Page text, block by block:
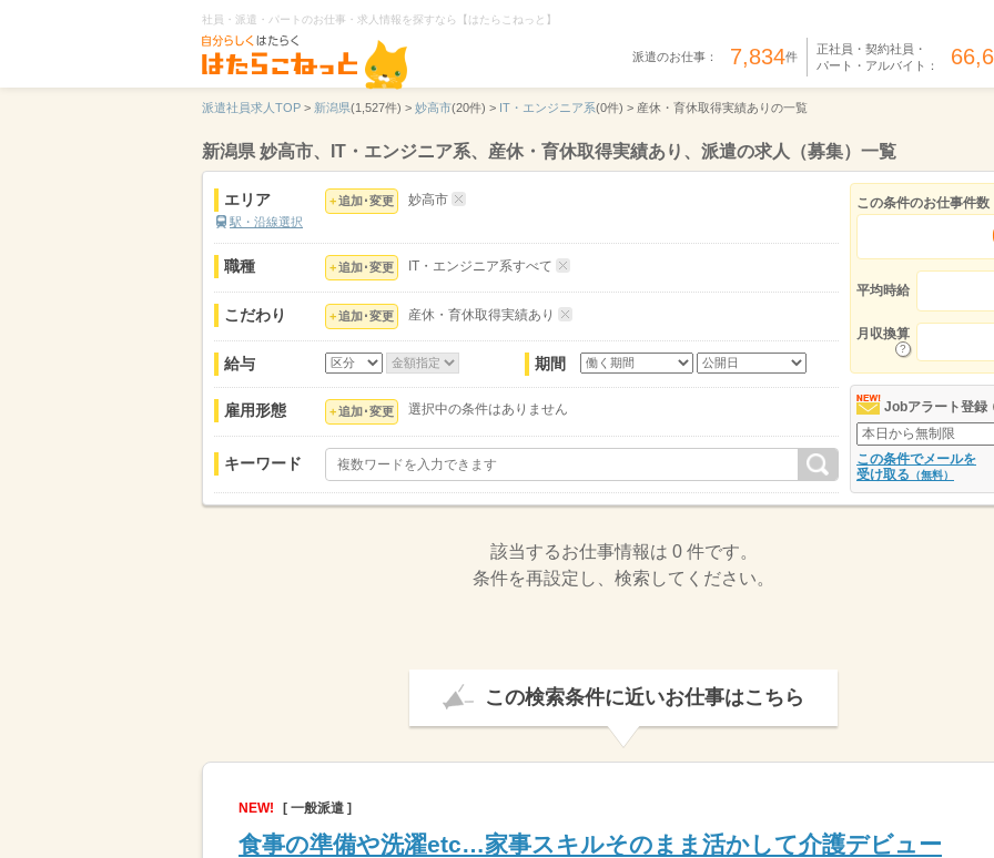
社員・派遣・パートのお仕事・求人情報を探すなら【はたらこねっと】
派遣のお仕事： 7,834件
正社員・契約社員・
パート・アルバイト：
派遣社員求人TOP > 新潟県(1,527件) > 妙高市(20件) > IT・エンジニア系(0件) > 産休・育休取得実績ありの一覧
新潟県 妙高市、IT・エンジニア系、産休・育休取得実績あり、派遣の求人（募集）一覧
エリア
駅・沿線選択
追加･変更 妙高市
職種 追加･変更 IT・エンジニア系すべて
こだわり 追加･変更 産休・育休取得実績あり
給与 期間
雇用形態 追加･変更 選択中の条件はありません
キーワード
この条件のお仕事件数
平均時給
月収換算
Jobアラート登録
この条件でメールを
受け取る （無料）
該当するお仕事情報は 0 件です。
条件を再設定し、検索してください。
この検索条件に近いお仕事はこちら
NEW! [ 一般派遣 ]
食事の準備や洗濯etc…家事スキルそのまま活かして介護デビュー